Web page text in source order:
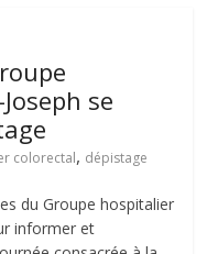
se
colorectal, dépistage
du Groupe hospitalier
informer et